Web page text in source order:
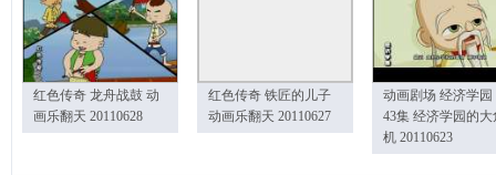
红色传奇 龙舟战鼓 动
画乐翻天 20110628
红色传奇 铁匠的儿子
动画乐翻天 20110627
动画剧场 经济学园
43集 经济学园的大
机 20110623